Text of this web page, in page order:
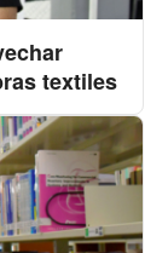
textiles